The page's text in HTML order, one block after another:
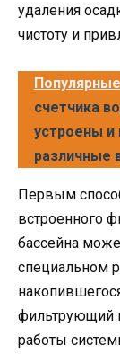
удаления
чистоту и
счетчика
устроены и
различные
Первым
встроенного
бассейна
специальном
фильтрующий
работы